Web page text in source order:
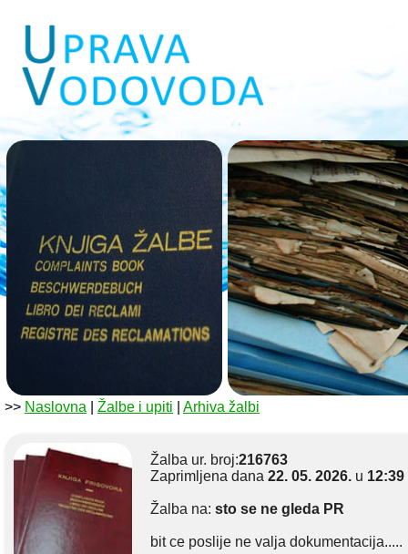
>> Naslovna Žalbe i upiti Arhiva žalbi
Žalba ur. broj:216763
Zaprimljena dana 22. 05. 2026. u 12:39
Žalba na: sto se ne gleda PR
bit ce poslije ne valja dokumentacija.....